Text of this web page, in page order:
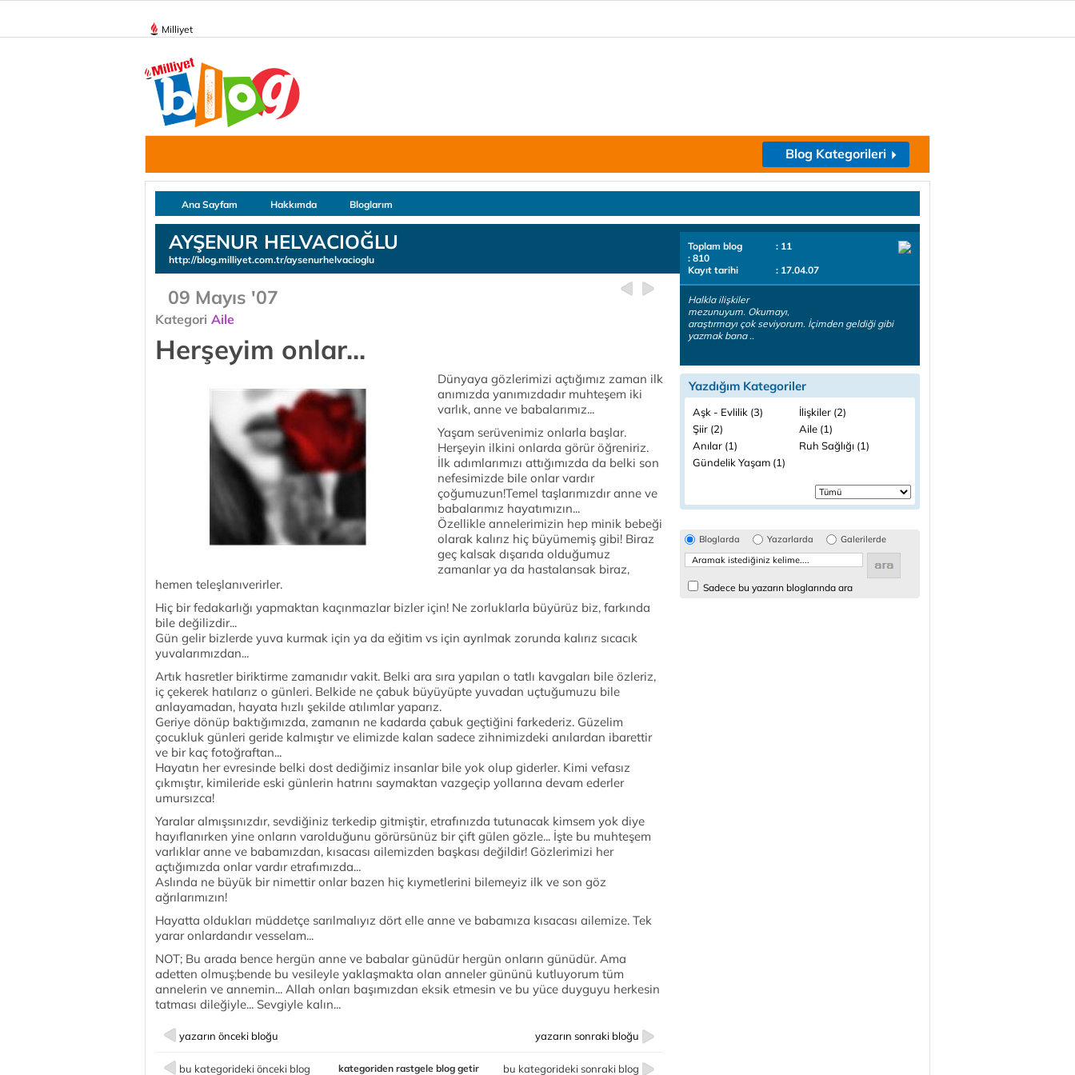
Milliyet
Blog Kategorileri
Ana Sayfam Hakkımda Bloglarım
AYŞENUR HELVACIOĞLU
http://blog.milliyet.com.tr/aysenurhelvacioglu
09 Mayıs '07
Kategori Aile
Herşeyim onlar...
Dünyaya gözlerimizi açtığımız zaman ilk
anımızda yanımızdadır muhteşem iki
varlık, anne ve babalarımız...
Yaşam serüvenimiz onlarla başlar.
Herşeyin ilkini onlarda görür öğreniriz.
İlk adımlarımızı attığımızda da belki son
nefesimizde bile onlar vardır
çoğumuzun!Temel taşlarımızdır anne ve
babalarımız hayatımızın...
Özellikle annelerimizin hep minik bebeği
olarak kalırız hiç büyümemiş gibi! Biraz
geç kalsak dışarıda olduğumuz
zamanlar ya da hastalansak biraz,
hemen teleşlanıverirler.
Hiç bir fedakarlığı yapmaktan kaçınmazlar bizler için! Ne zorluklarla büyürüz biz, farkında
bile değilizdir...
Gün gelir bizlerde yuva kurmak için ya da eğitim vs için ayrılmak zorunda kalırız sıcacık
yuvalarımızdan...
Artık hasretler biriktirme zamanıdır vakit. Belki ara sıra yapılan o tatlı kavgaları bile özleriz,
iç çekerek hatılarız o günleri. Belkide ne çabuk büyüyüpte yuvadan uçtuğumuzu bile
anlayamadan, hayata hızlı şekilde atılımlar yaparız.
Geriye dönüp baktığımızda, zamanın ne kadarda çabuk geçtiğini farkederiz. Güzelim
çocukluk günleri geride kalmıştır ve elimizde kalan sadece zihnimizdeki anılardan ibarettir
ve bir kaç fotoğraftan...
Hayatın her evresinde belki dost dediğimiz insanlar bile yok olup giderler. Kimi vefasız
çıkmıştır, kimileride eski günlerin hatrını saymaktan vazgeçip yollarına devam ederler
umursızca!
Yaralar almışsınızdır, sevdiğiniz terkedip gitmiştir, etrafınızda tutunacak kimsem yok diye
hayıflanırken yine onların varolduğunu görürsünüz bir çift gülen gözle... İşte bu muhteşem
varlıklar anne ve babamızdan, kısacası ailemizden başkası değildir! Gözlerimizi her
açtığımızda onlar vardır etrafımızda...
Aslında ne büyük bir nimettir onlar bazen hiç kıymetlerini bilemeyiz ilk ve son göz
ağrılarımızın!
Hayatta oldukları müddetçe sarılmalıyız dört elle anne ve babamıza kısacası ailemize. Tek
yarar onlardandır vesselam...
NOT; Bu arada bence hergün anne ve babalar günüdür hergün onların günüdür. Ama
adetten olmuş;bende bu vesileyle yaklaşmakta olan anneler gününü kutluyorum tüm
annelerin ve annemin... Allah onları başımızdan eksik etmesin ve bu yüce duyguyu herkesin
tatması dileğiyle... Sevgiyle kalın...
yazarın önceki bloğu yazarın sonraki bloğu
bu kategorideki önceki blog bu kategorideki sonraki blog
kategoriden rastgele blog getir
Toplam blog
: 11
: 810
Kayıt tarihi
: 17.04.07
Halkla ilişkiler
mezunuyum. Okumayı,
araştırmayı çok seviyorum. İçimden geldiği gibi
yazmak bana ..
Yazdığım Kategoriler
Aşk - Evlilik (3)
İlişkiler (2)
Şiir (2)
Aile (1)
Anılar (1)
Ruh Sağlığı (1)
Gündelik Yaşam (1)
Bloglarda Yazarlarda Galerilerde
Sadece bu yazarın bloglarında ara